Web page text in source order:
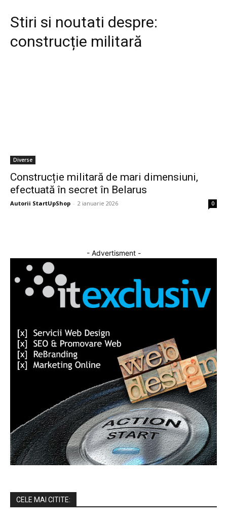
Stiri si noutati despre:
construcție militară
Diverse
Construcție militară de mari dimensiuni,
efectuată în secret în Belarus
Autorii StartUpShop - 2 ianuarie 2026 0
- Advertisment -
CELE MAI CITITE: